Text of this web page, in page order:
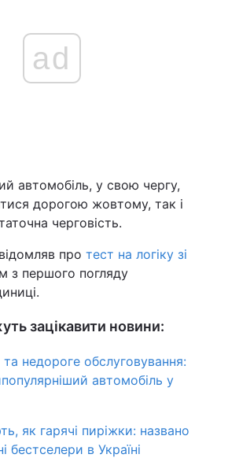
ad
автомобіль, у свою чергу,
дорогою жовтому, так і
черговість.
про тест на логіку зі
з першого погляду
зацікавити новини:
та недороге обслуговування:
автомобіль у
як гарячі пиріжки: названо
бестселери в Україні